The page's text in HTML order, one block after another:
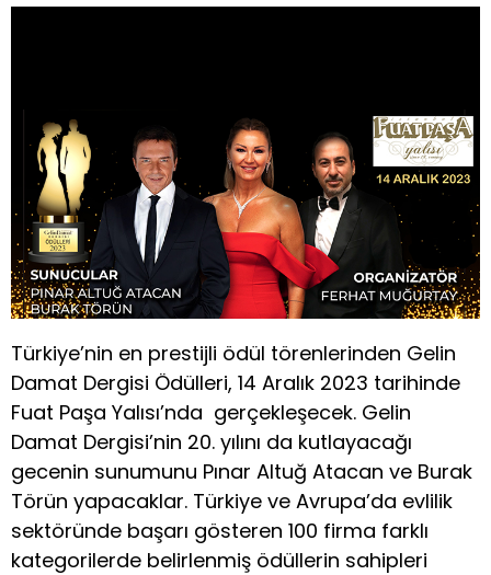
Türkiye’nin en prestijli ödül törenlerinden Gelin
Damat Dergisi Ödülleri, 14 Aralık 2023 tarihinde
Fuat Paşa Yalısı’nda gerçekleşecek. Gelin
Damat Dergisi’nin 20. yılını da kutlayacağı
gecenin sunumunu Pınar Altuğ Atacan ve Burak
Törün yapacaklar. Türkiye ve Avrupa’da evlilik
sektöründe başarı gösteren 100 firma farklı
kategorilerde belirlenmiş ödüllerin sahipleri